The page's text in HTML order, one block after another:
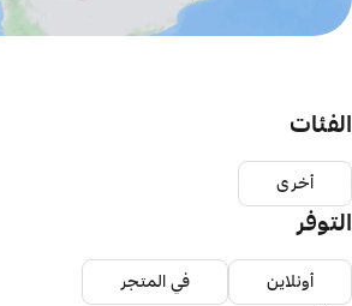
الفئات
أخرى
التوفر
أونلاين في المتجر